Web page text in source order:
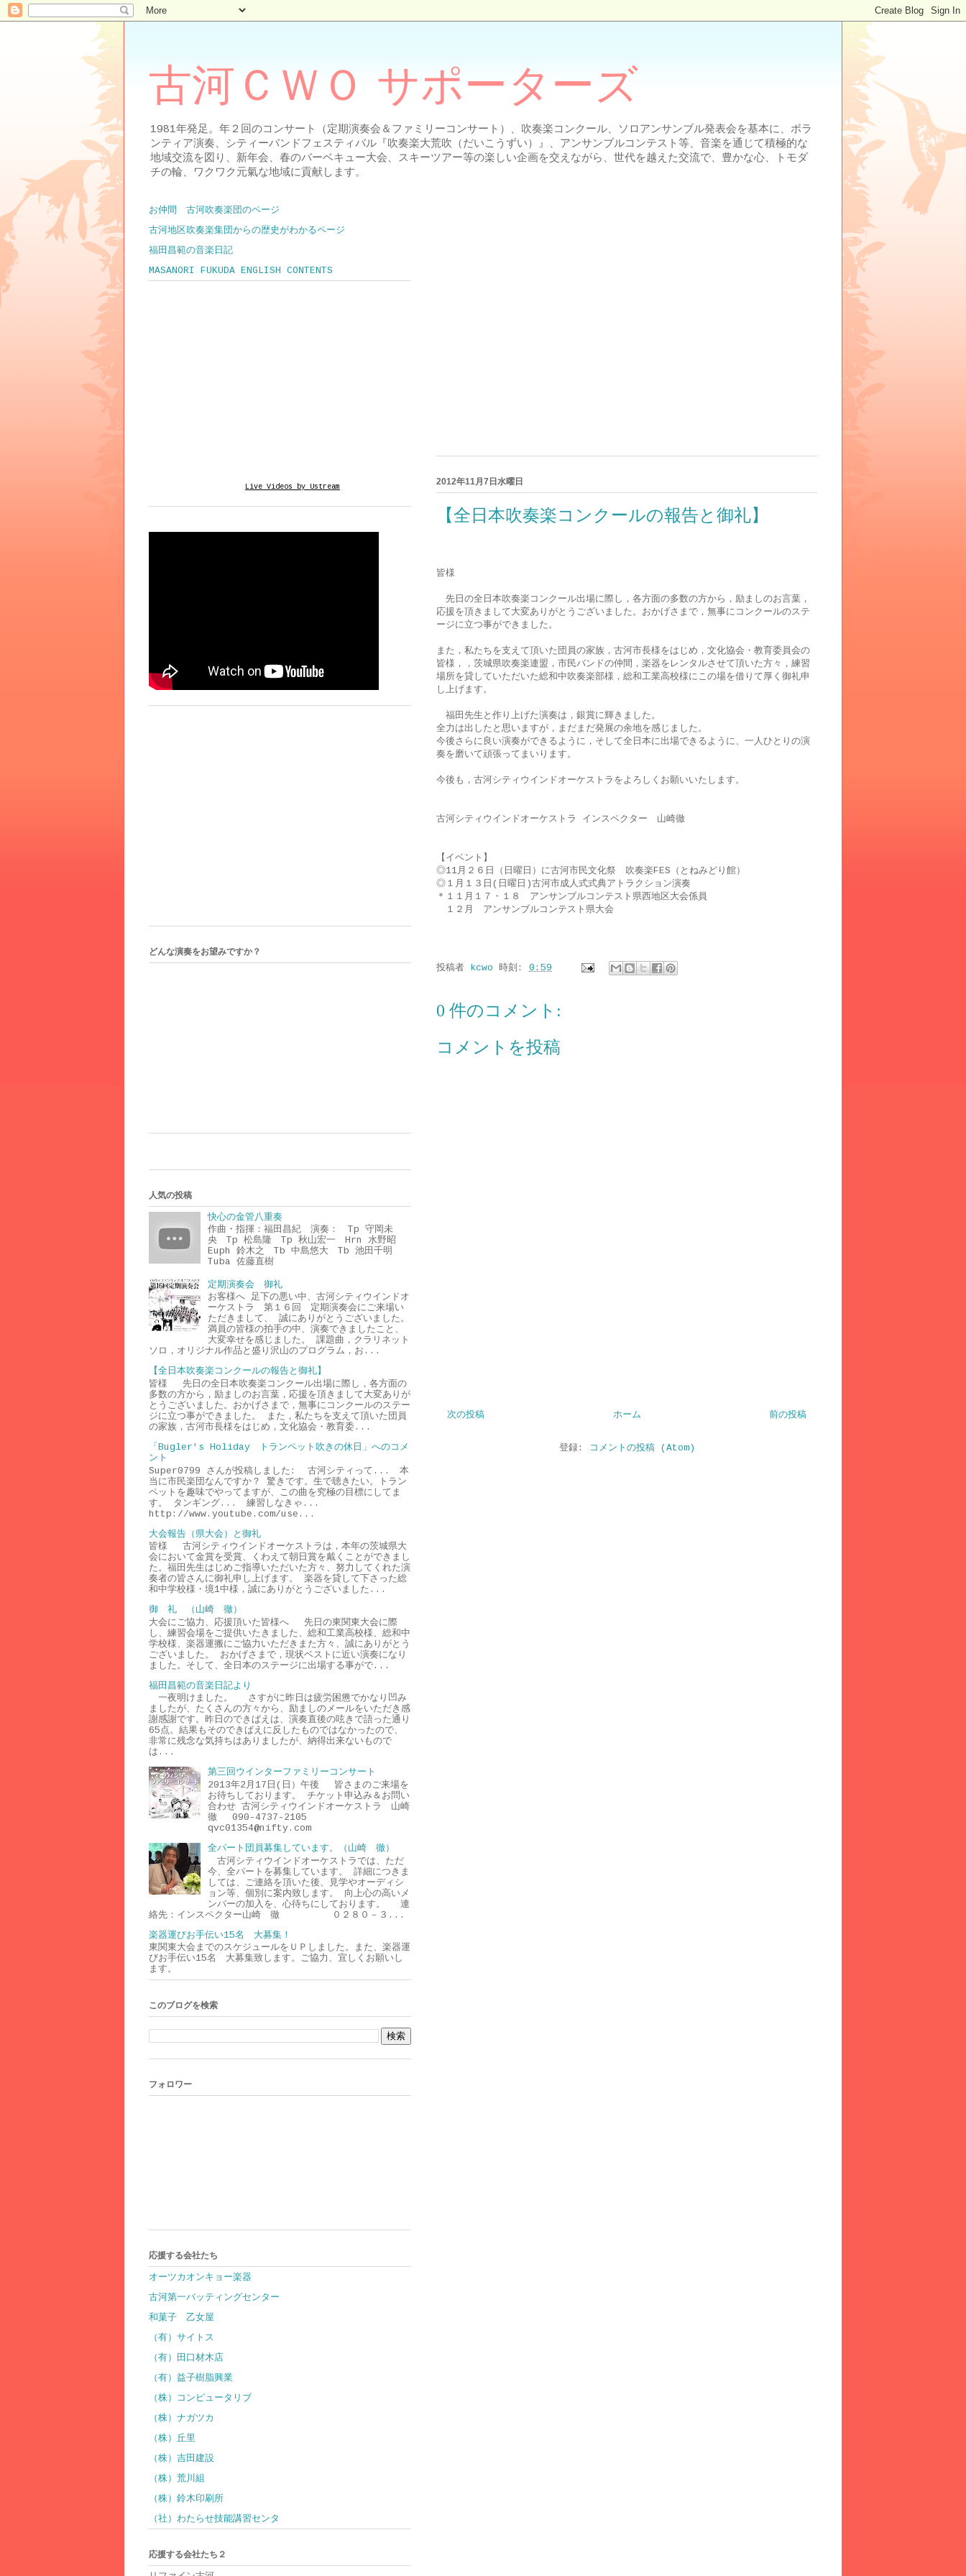
古河ＣＷＯ サポーターズ
1981年発足。年２回のコンサート（定期演奏会＆ファミリーコンサート）、吹奏楽コンクール、ソロアンサンブル発表会を基本に、ボラ
ンティア演奏、シティーバンドフェスティバル『吹奏楽大荒吹（だいこうずい）』、アンサンブルコンテスト等、音楽を通じて積極的な
地域交流を図り、新年会、春のバーベキュー大会、スキーツアー等の楽しい企画を交えながら、世代を越えた交流で、豊かな心、トモダ
チの輪、ワクワク元氣な地域に貢献します。
2012年11月7日水曜日
【全日本吹奏楽コンクールの報告と御礼】
皆様
先日の全日本吹奏楽コンクール出場に際し，各方面の多数の方から，励ましのお言葉，
応援を頂きまして大変ありがとうございました。おかげさまで，無事にコンクールのステ
ージに立つ事ができました。
また，私たちを支えて頂いた団員の家族，古河市長様をはじめ，文化協会・教育委員会の
皆様，，茨城県吹奏楽連盟，市民バンドの仲間，楽器をレンタルさせて頂いた方々，練習
場所を貸していただいた総和中吹奏楽部様，総和工業高校様にこの場を借りて厚く御礼申
し上げます。
福田先生と作り上げた演奏は，銀賞に輝きました。
全力は出したと思いますが，まだまだ発展の余地を感じました。
今後さらに良い演奏ができるように，そして全日本に出場できるように、一人ひとりの演
奏を磨いて頑張ってまいります。
今後も，古河シティウインドオーケストラをよろしくお願いいたします。
古河シティウインドオーケストラ インスペクター 山崎徹
【イベント】
◎11月２６日（日曜日）に古河市民文化祭 吹奏楽FES（とねみどり館）
◎１月１３日(日曜日)古河市成人式式典アトラクション演奏
＊１１月１７・１８ アンサンブルコンテスト県西地区大会係員
１２月 アンサンブルコンテスト県大会
投稿者 kcwo 時刻: 0:59
0 件のコメント:
コメントを投稿
次の投稿 前の投稿
ホーム
登録: コメントの投稿 (Atom)
お仲間 古河吹奏楽団のページ
古河地区吹奏楽集団からの歴史がわかるページ
福田昌範の音楽日記
MASANORI FUKUDA ENGLISH CONTENTS
Live Videos by Ustream
どんな演奏をお望みですか？
人気の投稿
快心の金管八重奏
作曲・指揮：福田昌紀 演奏： Tp 守岡未
央 Tp 松島隆 Tp 秋山宏一 Hrn 水野昭
Euph 鈴木之 Tb 中島悠大 Tb 池田千明
Tuba 佐藤直樹
定期演奏会 御礼
お客様へ 足下の悪い中、古河シティウインドオ
ーケストラ 第１６回 定期演奏会にご来場い
ただきまして、 誠にありがとうございました。
満員の皆様の拍手の中、演奏できましたこと、
大変幸せを感じました。 課題曲，クラリネット
ソロ，オリジナル作品と盛り沢山のプログラム，お...
【全日本吹奏楽コンクールの報告と御礼】
皆様 先日の全日本吹奏楽コンクール出場に際し，各方面の
多数の方から，励ましのお言葉，応援を頂きまして大変ありが
とうございました。おかげさまで，無事にコンクールのステー
ジに立つ事ができました。 また，私たちを支えて頂いた団員
の家族，古河市長様をはじめ，文化協会・教育委...
「Bugler's Holiday トランペット吹きの休日」へのコメ
ント
Super0799 さんが投稿しました: 古河シティって... 本
当に市民楽団なんですか？ 驚きです。生で聴きたい。トラン
ペットを趣味でやってますが、この曲を究極の目標にしてま
す。 タンギング... 練習しなきゃ...
http://www.youtube.com/use...
大会報告（県大会）と御礼
皆様 古河シティウインドオーケストラは，本年の茨城県大
会において金賞を受賞、くわえて朝日賞を戴くことができまし
た。福田先生はじめご指導いただいた方々、努力してくれた演
奏者の皆さんに御礼申し上げます。 楽器を貸して下さった総
和中学校様・境1中様，誠にありがとうございました...
御 礼 （山崎 徹）
大会にご協力、応援頂いた皆様へ 先日の東関東大会に際
し、練習会場をご提供いたきました、総和工業高校様、総和中
学校様、楽器運搬にご協力いただきまた方々、誠にありがとう
ございました。 おかげさまで，現状ベストに近い演奏になり
ました。そして、全日本のステージに出場する事がで...
福田昌範の音楽日記より
一夜明けました。 さすがに昨日は疲労困憊でかなり凹み
ましたが、たくさんの方々から、励ましのメールをいただき感
謝感謝です。昨日のできばえは、演奏直後の呟きで語った通り
65点。結果もそのできばえに反したものではなかったので、
非常に残念な気持ちはありましたが、納得出来ないもので
は...
第三回ウインターファミリーコンサート
2013年2月17日(日）午後 皆さまのご来場を
お待ちしております。 チケット申込み＆お問い
合わせ 古河シティウインドオーケストラ 山崎
徹 090-4737-2105
qvc01354@nifty.com
全パート団員募集しています。（山崎 徹）
古河シティウインドオーケストラでは、ただ
今、全パートを募集しています。 詳細につきま
しては、ご連絡を頂いた後、見学やオーディシ
ョン等、個別に案内致します。 向上心の高いメ
ンバーの加入を、心待ちにしております。 連
絡先：インスペクター山崎 徹 ０２８０－３...
楽器運びお手伝い15名 大募集！
東関東大会までのスケジュールをＵＰしました。また、楽器運
びお手伝い15名 大募集致します。ご協力、宜しくお願いし
ます。
このブログを検索
フォロワー
応援する会社たち
オーツカオンキョー楽器
古河第一バッティングセンター
和菓子 乙女屋
（有）サイトス
（有）田口材木店
（有）益子樹脂興業
（株）コンピュータリブ
（株）ナガツカ
（株）丘里
（株）吉田建設
（株）荒川組
（株）鈴木印刷所
（社）わたらせ技能講習センタ
応援する会社たち２